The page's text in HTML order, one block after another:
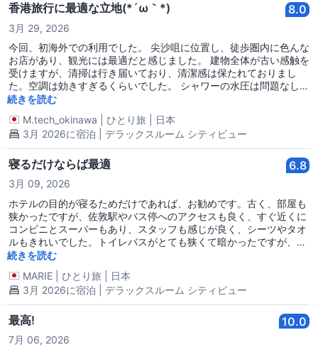
香港旅行に最適な立地(*´ω｀*) 8.0
3月 29, 2026
今回、初海外での利用でした。 尖沙咀に位置し、徒歩圏内に色んな
お店があり、観光には最適だと感じました。 建物全体が古い感触を
受けますが、清掃は行き届いており、清潔感は保たれておりまし
た。空調は効きすぎるくらいでした。 シャワーの水圧は問題なし。
アメニティー(ボディーソープ、シャンプー、リンス、手洗い用石
鹸は完備)・飲料水等は揃っていないので、事前に準備したほうが
良いです。 チェックイン、アウトもスムーズで、チェックアウト後
の荷物の預かりも快く対応して頂きました。 寝床のみの利用でした
ので、朝食等でのレストラン利用は無かったのでレビュー出来ませ
ん。 全体的に特に大きな不満も無く、良かったと感じております。
続きを読む
M.tech_okinawa
ひとり旅
日本
3月 2026に宿泊 | デラックスルーム シティビュー
寝るだけならば最適 6.8
3月 09, 2026
ホテルの目的が寝るためだけであれば、お勧めです。古く、部屋も
狭かったですが、佐敦駅やバス停へのアクセスも良く、すぐ近くに
コンビニとスーパーもあり、スタッフも感じが良く、シーツやタオ
ルもきれいでした。トイレバスがとても狭くて暗かったですが、シ
ャワーの水圧も強め、ドライヤーも強い風量で使いやすかったで
す。トイレットペーパーが便座の後ろにあり、後ろを向かなければ
ならないのは不便でした。初日は下水っぽいにおいが気になりまし
たが、翌日からは鼻が慣れたのか気になりませんでした。総合的に
みて、香港のホテルの価格を考えると、値段相応かと思います。
続きを読む
MARIE
ひとり旅
日本
3月 2026に宿泊 | デラックスルーム シティビュー
最高! 10.0
7月 06, 2026